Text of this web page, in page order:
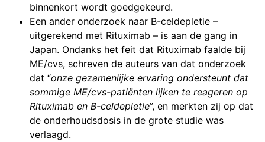
binnenkort wordt goedgekeurd.
Een ander onderzoek naar B-celdepletie –
uitgerekend met Rituximab – is aan de gang in
Japan. Ondanks het feit dat Rituximab faalde bij
ME/cvs, schreven de auteurs van dat onderzoek
dat “onze gezamenlijke ervaring ondersteunt dat
sommige ME/cvs-patiënten lijken te reageren op
Rituximab en B-celdepletie”, en merkten zij op dat
de onderhoudsdosis in de grote studie was
verlaagd.